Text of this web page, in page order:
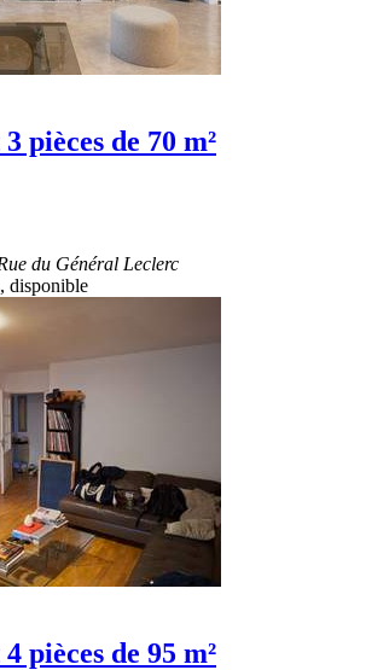
pièces de 70 m²
du Général Leclerc
, disponible
pièces de 95 m²